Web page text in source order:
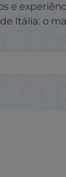
e
Itália: o